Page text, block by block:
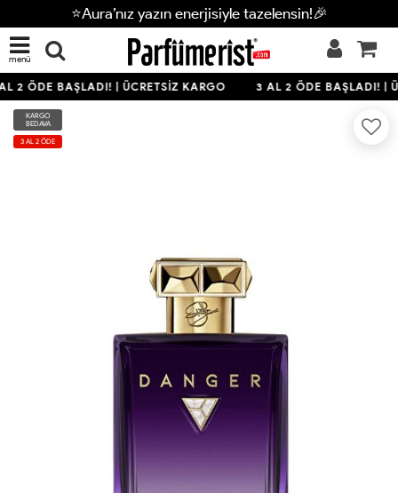
⭐Aura’nız yazın enerjisiyle tazelensin!🎉
menü
2 ÖDE BAŞLADI! | ÜCRETSİZ KARGO 3 AL 2 ÖDE BAŞLADI! |
KARGO
BEDAVA
3 AL 2 ÖDE